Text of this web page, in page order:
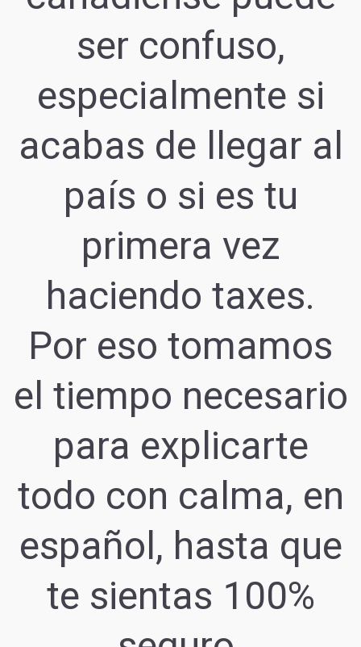
ser confuso,
especialmente si
acabas de llegar al
país o si es tu
primera vez
haciendo taxes.
Por eso tomamos
el tiempo necesario
para explicarte
todo con calma, en
español, hasta que
te sientas 100%